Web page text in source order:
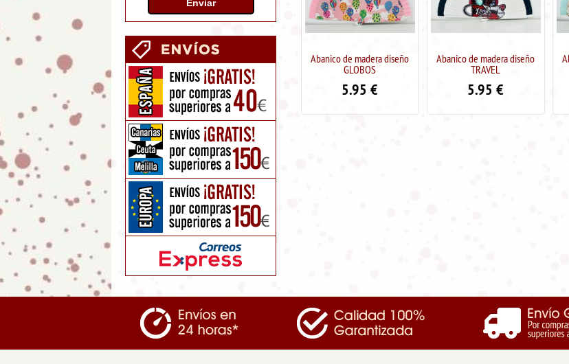
Abanico de madera diseño
GLOBOS
5.95€
Abanico de madera diseño
TRAVEL
5.95€
Abanico de madera diseño
GLOBOS
5.95€